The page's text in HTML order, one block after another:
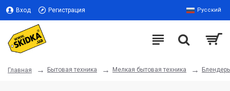
Вход Регистрация Русский
Главная Бытовая техника Мелкая бытовая техника